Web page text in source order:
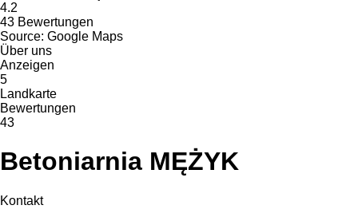
4.2
43 Bewertungen
Source: Google Maps
Über uns
Anzeigen
5
Landkarte
Bewertungen
43
Betoniarnia MĘŻYK
Kontakt